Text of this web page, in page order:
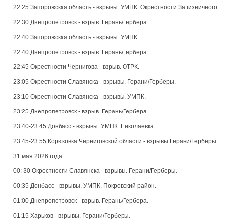
22:25 Запорожская область - взрывы. УМПК. Окрестности Зализничного.
22:30 Днепропетровск - взрыв. Герань/Гербера.
22:40 Запорожская область - взрывы. УМПК.
22:40 Днепропетровск - взрыв. Герань/Гербера.
22:45 Окрестности Чернигова - взрыв. ОТРК.
23:05 Окрестности Славянска - взрывы. Герани/Герберы.
23:10 Окрестности Славянска - взрывы. УМПК.
23:25 Днепропетровск - взрыв. Герань/Гербера.
23:40-23:45 Донбасс - взрывы. УМПК. Николаевка.
23:45-23:55 Корюковка Черниговской области - взрывы Герани/Герберы.
31 мая 2026 года.
00: 30 Окрестности Славянска - взрывы. Герани/Герберы.
00:35 Донбасс - взрывы. УМПК. Покровский район.
01:00 Днепропетровск - взрыв. Герань/Гербера.
01:15 Харьков - взрывы. Герани/Герберы.